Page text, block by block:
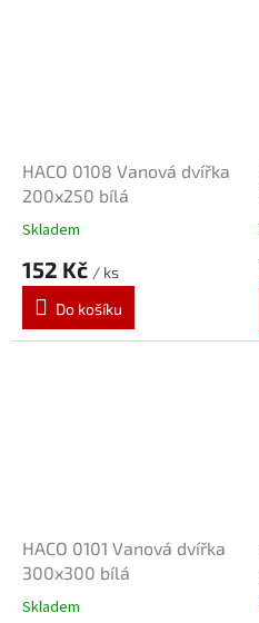
HACO 0108 Vanová dvířka
200x250 bílá
Skladem
152 Kč / ks
Do košíku
HACO 0101 Vanová dvířka
300x300 bílá
Skladem